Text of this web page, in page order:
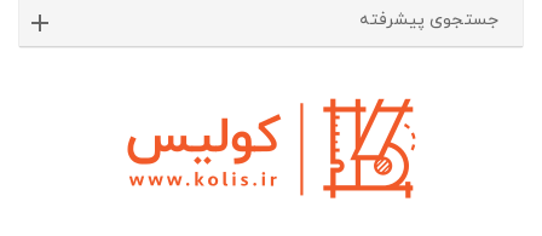
جستجوی پیشرفته